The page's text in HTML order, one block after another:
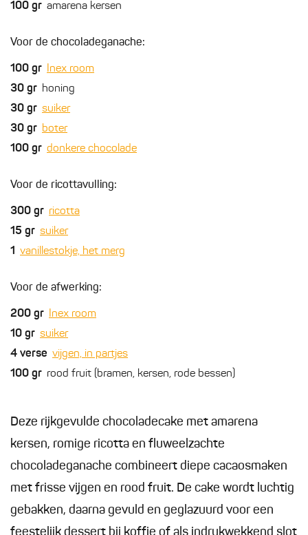
100 gr amarena kersen
Voor de chocoladeganache:
100 gr Inex room
30 gr honing
30 gr suiker
30 gr boter
100 gr donkere chocolade
Voor de ricottavulling:
300 gr ricotta
15 gr suiker
1 vanillestokje, het merg
Voor de afwerking:
200 gr Inex room
10 gr suiker
4 verse vijgen, in partjes
100 gr rood fruit (bramen, kersen, rode bessen)
Deze rijkgevulde chocoladecake met amarena
kersen, romige ricotta en fluweelzachte
chocoladeganache combineert diepe cacaosmaken
met frisse vijgen en rood fruit. De cake wordt luchtig
gebakken, daarna gevuld en geglazuurd voor een
feestelijk dessert bij koffie of als indrukwekkend slot